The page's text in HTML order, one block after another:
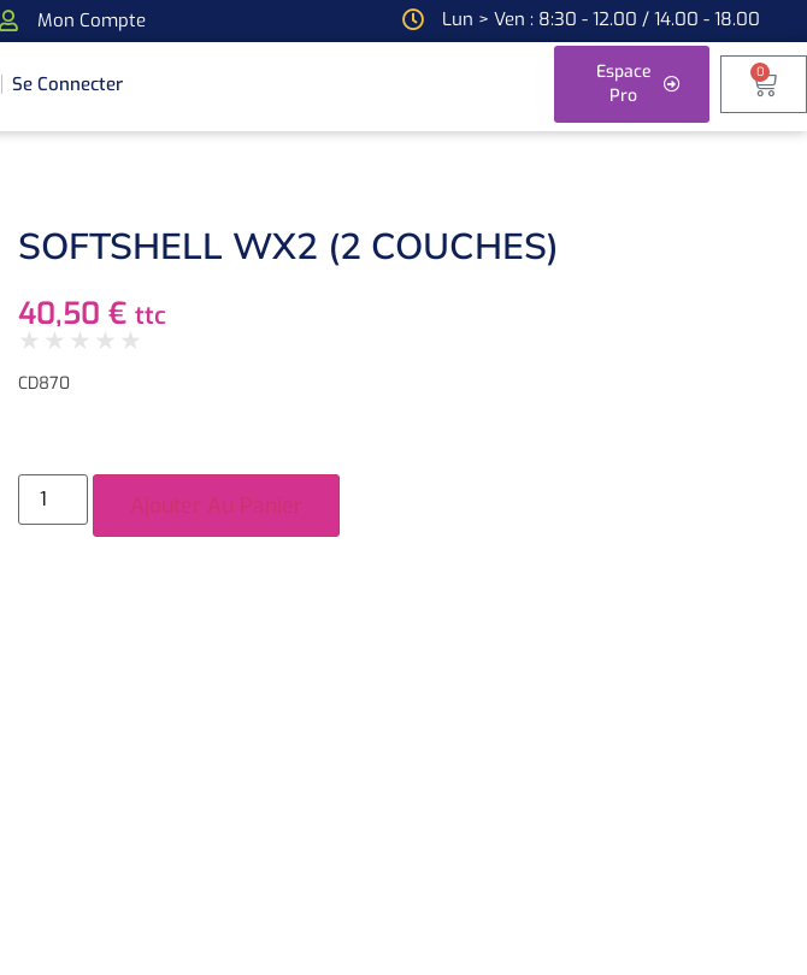
Mon Compte Lun > Ven : 8:30 - 12.00 / 14.00 - 18.00
Espace
Pro
Se Connecter
0
SOFTSHELL WX2 (2 COUCHES)
40,50 € ttc
★ ★ ★ ★ ★
CD870
Ajouter Au Panier